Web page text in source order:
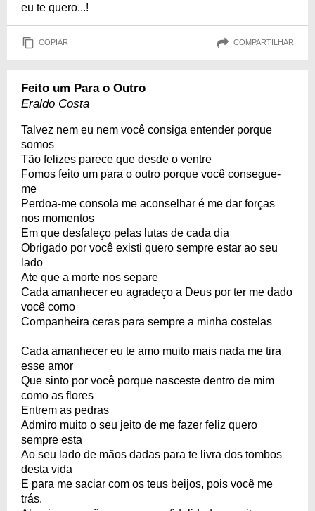
eu te quero...!
COPIAR COMPARTILHAR
Feito um Para o Outro
Eraldo Costa
Talvez nem eu nem você consiga entender porque
somos
Tão felizes parece que desde o ventre
Fomos feito um para o outro porque você consegue-
me
Perdoa-me consola me aconselhar é me dar forças
nos momentos
Em que desfaleço pelas lutas de cada dia
Obrigado por você existi quero sempre estar ao seu
lado
Ate que a morte nos separe
Cada amanhecer eu agradeço a Deus por ter me dado
você como
Companheira ceras para sempre a minha costelas
Cada amanhecer eu te amo muito mais nada me tira
esse amor
Que sinto por você porque nasceste dentro de mim
como as flores
Entrem as pedras
Admiro muito o seu jeito de me fazer feliz quero
sempre esta
Ao seu lado de mãos dadas para te livra dos tombos
desta vida
E para me saciar com os teus beijos, pois você me
trás.